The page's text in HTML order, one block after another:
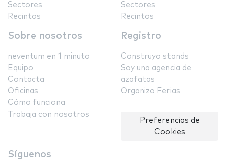
Sectores
Recintos
Sectores
Recintos
Sobre nosotros
neventum en 1 minuto
Equipo
Contacta
Oficinas
Cómo funciona
Trabaja con nosotros
Registro
Construyo stands
Soy una agencia de
azafatas
Organizo Ferias
Preferencias de
Cookies
Síguenos